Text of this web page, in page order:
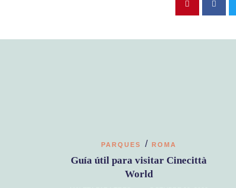
PARQUES / ROMA
Guía útil para visitar Cinecittà
World